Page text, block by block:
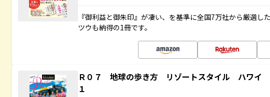
『御利益と御朱印』が凄い、を基準に全国7万社から厳選し
ツウも納得の1冊です。
Ｒ０７ 地球の歩き方 リゾートスタイル ハワイ
１